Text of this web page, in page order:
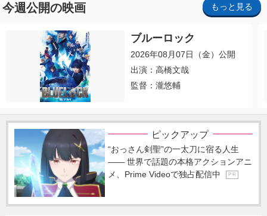
今週公開の映画 もっと見る
ブルーロック
2026年08月07日（金）公開
出演：高橋文哉
監督：瀧悠輔
ピックアップ
“おっさん剣聖”の一太刀に宿る人生
―― 世界で話題の本格アクションアニ
メ、Prime Videoで独占配信中
P R